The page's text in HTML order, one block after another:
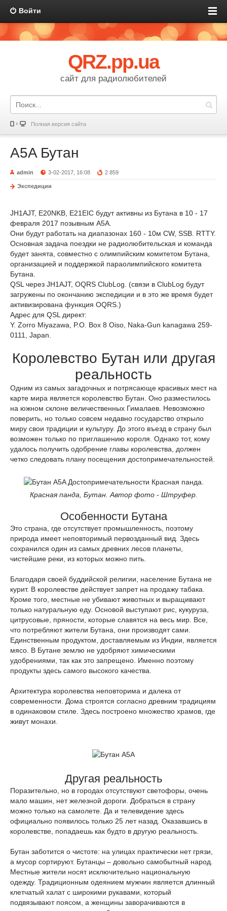
Войти
QRZ.pp.ua
сайт для радиолюбителей
Полная версия сайта
A5A Бутан
admin 3-02-2017, 16:08 2 859
Экспедиции
JH1AJT, E20NKB, E21EIC будут активны из Бутана в 10 - 17
февраля 2017 позывным A5A.
Они будут работать на диапазонах 160 - 10м CW, SSB. RTTY.
Основная задача поездки не радиолюбительская и команда
будет занята, совместно с олимпийским комитетом Бутана,
организацией и поддержкой параолимпийского комитета
Бутана.
QSL через JH1AJT, OQRS ClubLog. (связи в ClubLog будут
загружены по окончанию экспедиции и в это же время будет
активизирована функция OQRS.)
Адрес для QSL директ:
Y. Zorro Miyazawa, P.O. Box 8 Oiso, Naka-Gun kanagawa 259-
0111, Japan.
Королевство Бутан или другая
реальность
Одним из самых загадочных и потрясающе красивых мест на
карте мира является королевство Бутан. Оно разместилось
на южном склоне величественных Гималаев. Невозможно
поверить, но только совсем недавно государство открыло
миру свои традиции и культуру. До этого въезд в страну был
возможен только по приглашению короля. Однако тот, кому
удалось получить одобрение главы королевства, должен
четко следовать плану посещения достопримечательностей.
Красная панда, Бутан. Автор фото - Штруфер.
Особенности Бутана
Это страна, где отсутствует промышленность, поэтому
природа имеет неповторимый первозданный вид. Здесь
сохранился один из самых древних лесов планеты,
чистейшие реки, из которых можно пить.
Благодаря своей буддийской религии, население Бутана не
курит. В королевстве действует запрет на продажу табака.
Кроме того, местные не убивают животных и выращивают
только натуральную еду. Основой выступают рис, кукуруза,
цитрусовые, пряности, которые славятся на весь мир. Все,
что потребляют жители Бутана, они производят сами.
Единственным продуктом, доставляемым из Индии, является
мясо. В Бутане землю не удобряют химическими
удобрениями, так как это запрещено. Именно поэтому
продукты здесь самого высокого качества.
Архитектура королевства неповторима и далека от
современности. Дома строятся согласно древним традициям
в одинаковом стиле. Здесь построено множество храмов, где
живут монахи.
Другая реальность
Поразительно, но в городах отсутствуют светофоры, очень
мало машин, нет железной дороги. Добраться в страну
можно только на самолете. Да и телевидение здесь
официально появилось только 25 лет назад. Оказавшись в
королевстве, попадаешь как будто в другую реальность.
Бутан заботится о чистоте: на улицах практически нет грязи,
а мусор сортируют. Бутанцы – довольно самобытный народ.
Местные жители носят исключительно национальную
одежду. Традиционным одеянием мужчин является длинный
клетчатый халат с широкими рукавами, который
подвязывают поясом, а женщины заворачиваются в